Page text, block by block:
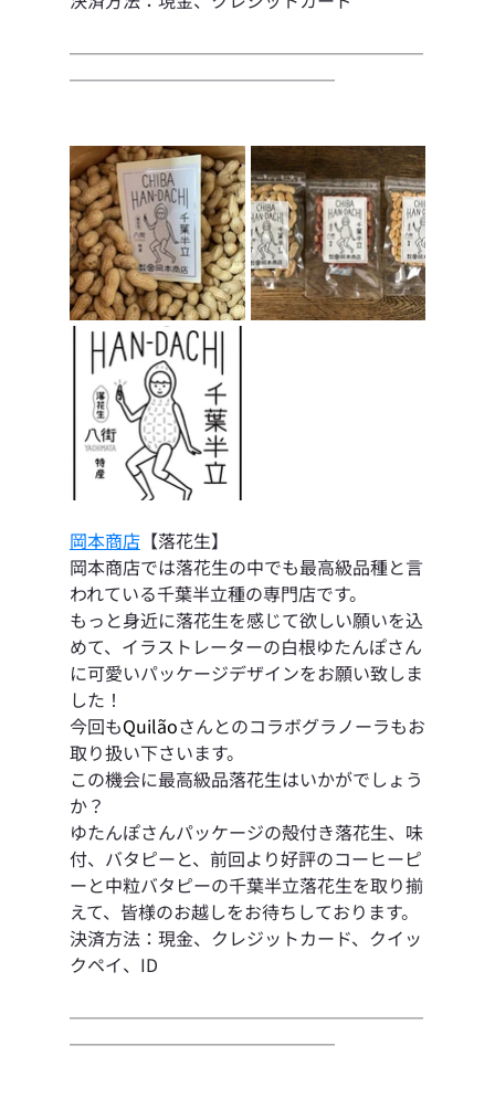
────────────────────
───────────────
岡本商店【落花生】
岡本商店では落花生の中でも最高級品種と言
われている千葉半立種の専門店です。
もっと身近に落花生を感じて欲しい願いを込
めて、イラストレーターの白根ゆたんぽさん
に可愛いパッケージデザインをお願い致しま
した！
今回もQuilãoさんとのコラボグラノーラもお
取り扱い下さいます。
この機会に最高級品落花生はいかがでしょう
か？
ゆたんぽさんパッケージの殻付き落花生、味
付、バタピーと、前回より好評のコーヒーピ
ーと中粒バタピーの千葉半立落花生を取り揃
えて、皆様のお越しをお待ちしております。
決済方法：現金、クレジットカード、クイッ
クペイ、ID
────────────────────
───────────────